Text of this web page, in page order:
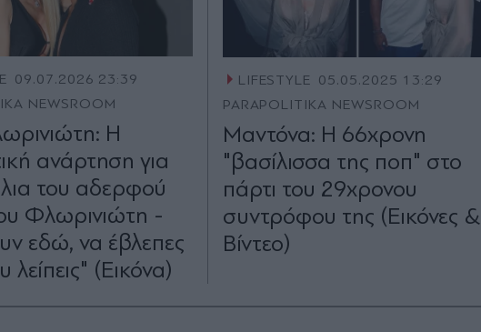
09.07.2026 23:39
NEWSROOM
Η
ανάρτηση για
του αδερφού
Φλωρινιώτη -
εδώ, να έβλεπες
(Εικόνα)
LIFESTYLE 05.05.2025 13:29
PARAPOLITIKA NEWSROOM
Μαντόνα: H 66χρονη
"βασίλισσα της ποπ" στο
πάρτι του 29χρονου
συντρόφου της (Εικόνες &
Βίντεο)